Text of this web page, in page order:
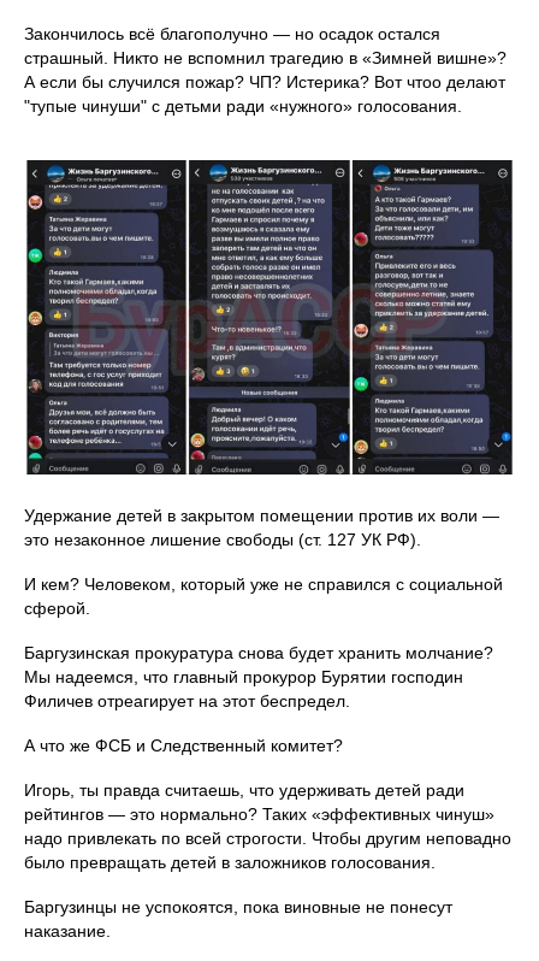
Закончилось всё благополучно — но осадок остался
страшный. Никто не вспомнил трагедию в «Зимней вишне»?
А если бы случился пожар? ЧП? Истерика? Вот чтоо делают
"тупые чинуши" с детьми ради «нужного» голосования.
Удержание детей в закрытом помещении против их воли —
это незаконное лишение свободы (ст. 127 УК РФ).
И кем? Человеком, который уже не справился с социальной
сферой.
Баргузинская прокуратура снова будет хранить молчание?
Мы надеемся, что главный прокурор Бурятии господин
Филичев отреагирует на этот беспредел.
А что же ФСБ и Следственный комитет?
Игорь, ты правда считаешь, что удерживать детей ради
рейтингов — это нормально? Таких «эффективных чинуш»
надо привлекать по всей строгости. Чтобы другим неповадно
было превращать детей в заложников голосования.
Баргузинцы не успокоятся, пока виновные не понесут
наказание.